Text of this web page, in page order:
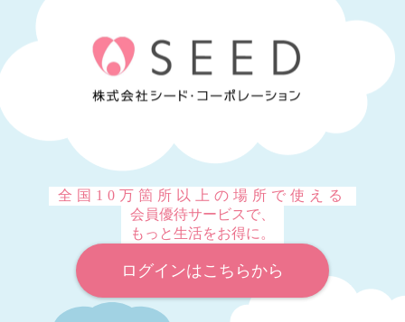
全国10万箇所以上の場所で使える
会員優待サービスで、
もっと生活をお得に。
ログインはこちらから